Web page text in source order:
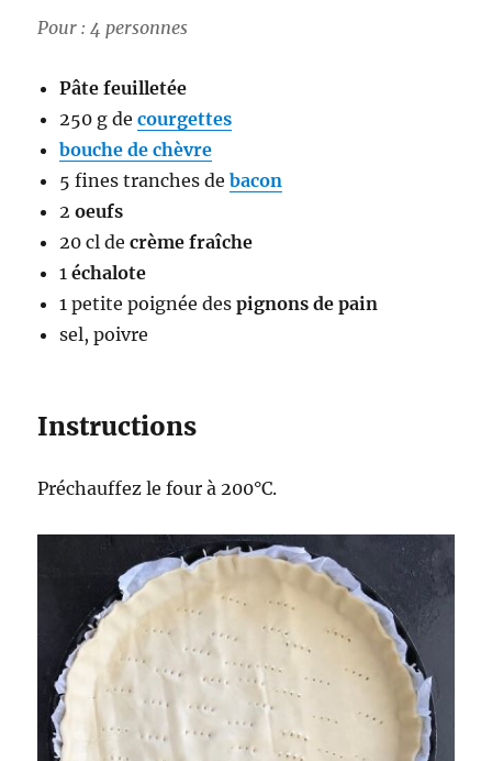
Pour : 4 personnes
Pâte feuilletée
250 g decourgettes
bouche de chèvre
5 fines tranches debacon
2oeufs
20 cl decrème fraîche
1échalote
1 petite poignée despignons de pain
sel, poivre
Instructions
Préchauffez le four à 200°C.